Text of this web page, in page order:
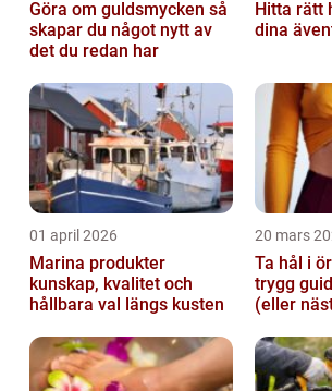
Göra om guldsmycken så
skapar du något nytt av
det du redan har
Hitta rätt
dina
01 april 2026
Marina produkter
kunskap, kvalitet och
hållbara val längs kusten
20 mars
Ta hål i
trygg
(eller